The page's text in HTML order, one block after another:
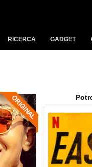
RICERCA GADGET